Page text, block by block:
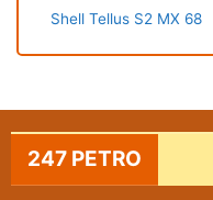
Shell Tellus S2 MX 68
247 PETRO